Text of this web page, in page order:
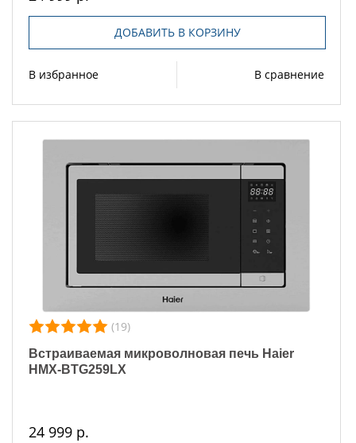
ДОБАВИТЬ В КОРЗИНУ
В избранное В сравнение
(19)
Встраиваемая микроволновая печь Haier
HMX-BTG259LX
24 999 р.